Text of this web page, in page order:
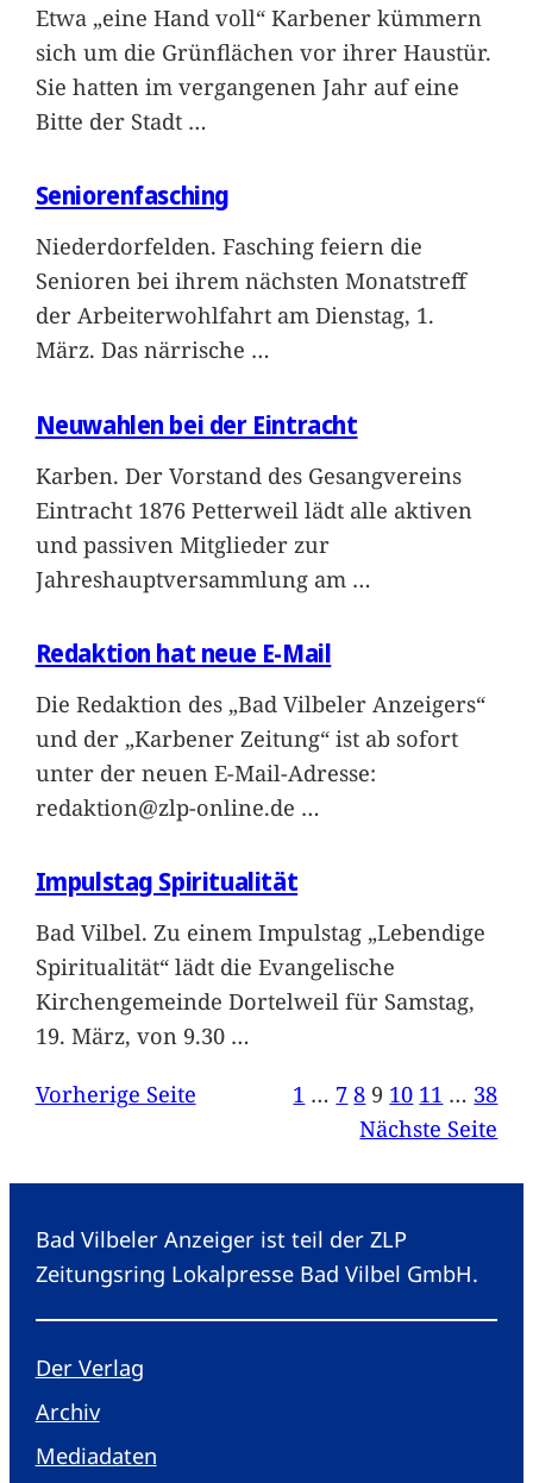
Etwa „eine Hand voll“ Karbener kümmern
sich um die Grünflächen vor ihrer Haustür.
Sie hatten im vergangenen Jahr auf eine
Bitte der Stadt …
Seniorenfasching
Niederdorfelden. Fasching feiern die
Senioren bei ihrem nächsten Monatstreff
der Arbeiterwohlfahrt am Dienstag, 1.
März. Das närrische …
Neuwahlen bei der Eintracht
Karben. Der Vorstand des Gesangvereins
Eintracht 1876 Petterweil lädt alle aktiven
und passiven Mitglieder zur
Jahreshauptversammlung am …
Redaktion hat neue E-Mail
Die Redaktion des „Bad Vilbeler Anzeigers“
und der „Karbener Zeitung“ ist ab sofort
unter der neuen E-Mail-Adresse:
redaktion@zlp-online.de …
Impulstag Spiritualität
Bad Vilbel. Zu einem Impulstag „Lebendige
Spiritualität“ lädt die Evangelische
Kirchengemeinde Dortelweil für Samstag,
19. März, von 9.30 …
Vorherige Seite
1 … 7 8 9 10 11 … 38
Nächste Seite
Bad Vilbeler Anzeiger ist teil der ZLP
Zeitungsring Lokalpresse Bad Vilbel GmbH.
Der Verlag
Archiv
Mediadaten